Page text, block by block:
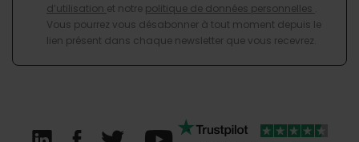
d’utilisation et notre politique de données personnelles
Vous pourrez vous désabonner à tout moment depuis le
lien présent dans chaque newsletter que vous recevrez.